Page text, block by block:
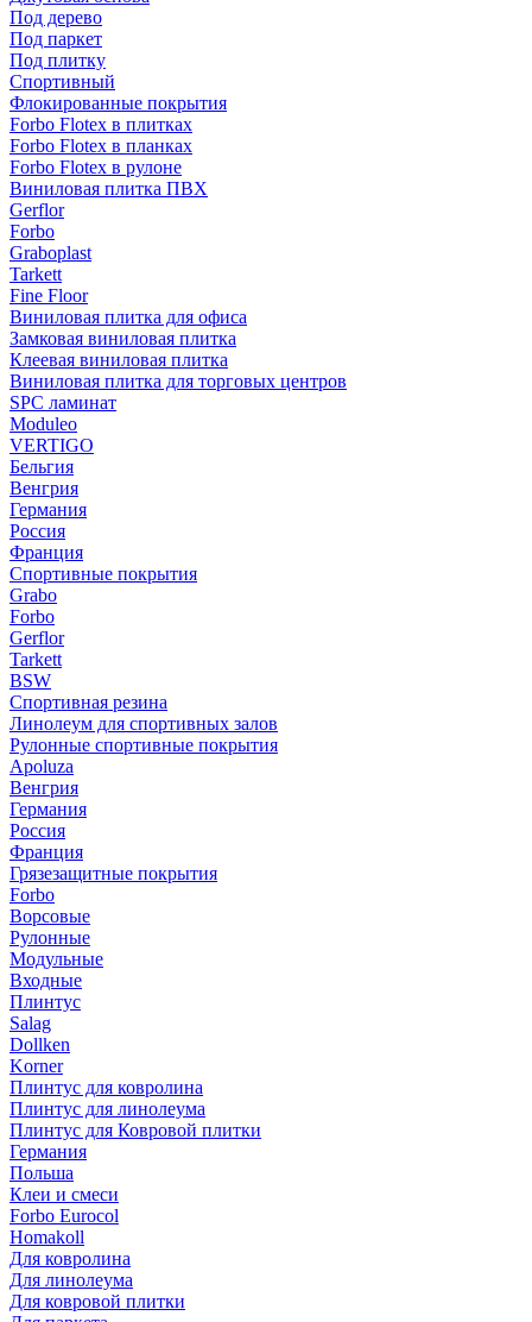
Под дерево
Под паркет
Под плитку
Спортивный
Флокированные покрытия
Forbo Flotex в плитках
Forbo Flotex в планках
Forbo Flotex в рулоне
Виниловая плитка ПВХ
Gerflor
Forbo
Graboplast
Tarkett
Fine Floor
Виниловая плитка для офиса
Замковая виниловая плитка
Клеевая виниловая плитка
Виниловая плитка для торговых центров
SPC ламинат
Moduleo
VERTIGO
Бельгия
Венгрия
Германия
Россия
Франция
Спортивные покрытия
Grabo
Forbo
Gerflor
Tarkett
BSW
Спортивная резина
Линолеум для спортивных залов
Рулонные спортивные покрытия
Apoluza
Венгрия
Германия
Россия
Франция
Грязезащитные покрытия
Forbo
Ворсовые
Рулонные
Модульные
Входные
Плинтус
Salag
Dollken
Korner
Плинтус для ковролина
Плинтус для линолеума
Плинтус для Ковровой плитки
Германия
Польша
Клеи и смеси
Forbo Eurocol
Homakoll
Для ковролина
Для линолеума
Для ковровой плитки